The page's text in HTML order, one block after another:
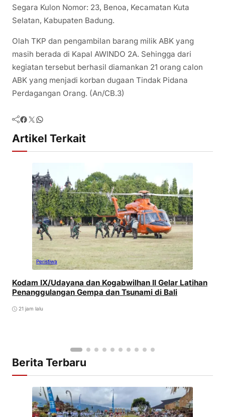
Segara Kulon Nomor: 23, Benoa, Kecamatan Kuta
Selatan, Kabupaten Badung.
Olah TKP dan pengambilan barang milik ABK yang
masih berada di Kapal AWINDO 2A. Sehingga dari
kegiatan tersebut berhasil diamankan 21 orang calon
ABK yang menjadi korban dugaan Tindak Pidana
Perdagangan Orang. (An/CB.3)
Facebook Twitter WhatsApp
Artikel Terkait
Peristiwa
Kodam IX/Udayana dan Kogabwilhan II Gelar Latihan
Penanggulangan Gempa dan Tsunami di Bali
21 jam lalu
Berita Terbaru